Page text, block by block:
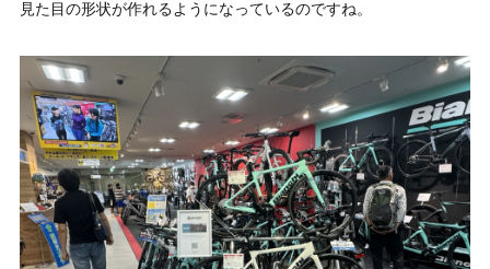
見た目の形状が作れるようになっているのですね。